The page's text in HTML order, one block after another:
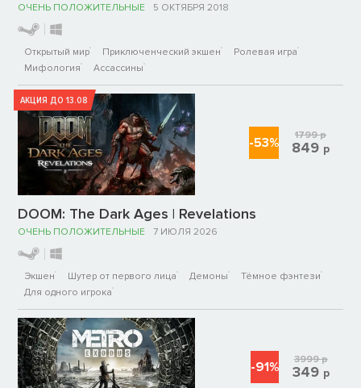
ОЧЕНЬ ПОЛОЖИТЕЛЬНЫЕ 5 ОКТЯБРЯ 2018
Открытый мир Приключенческий экшен
Ролевая игра
Мифология
Ассассины
АКЦИЯ ДО 13.08
DOOM: The Dark Ages | Revelations
ОЧЕНЬ ПОЛОЖИТЕЛЬНЫЕ 7 ИЮЛЯ 2026
Экшен Шутер от первого лица Демоны
Тёмное фэнтези
Для одного игрока
-53% 1799р
849 р
-91% 3999р
349 р